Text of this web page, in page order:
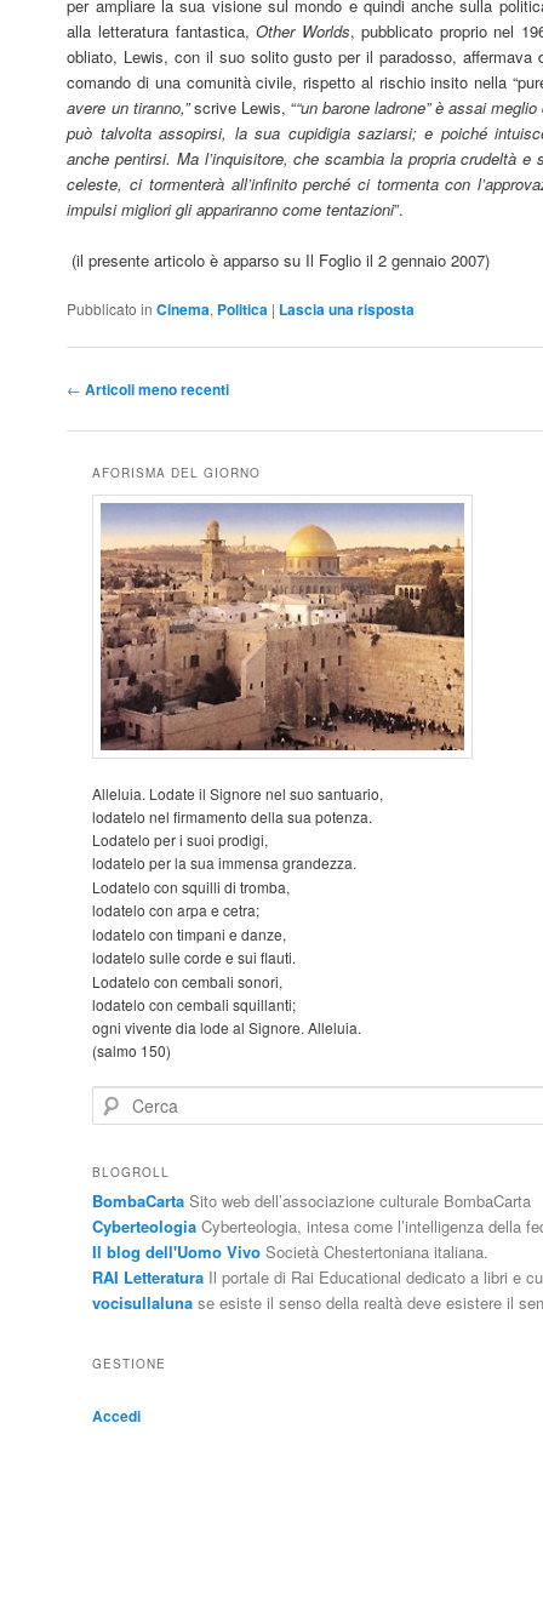
per ampliare la sua visione sul mondo e quindi anche sulla
alla letteratura fantastica,Other Worlds, pubblicato proprio nel
obliato, Lewis, con il suo solito gusto per il paradosso, affermava
comando di una comunità civile, rispetto al rischio insito nella
avere un tiranno,”scrive Lewis, ““un barone ladrone” è assai
può talvolta assopirsi, la sua cupidigia saziarsi; e poiché
anche pentirsi. Ma l’inquisitore, che scambia la propria crudeltà
celeste, ci tormenterà all’infinito perché ci tormenta con
impulsi migliori gli appariranno come tentazioni”.
(il presente articolo è apparso su Il Foglio il 2 gennaio 2007)
Pubblicato in Cinema, Politica | Lascia una risposta
Navigazione
← Articoli meno recenti
AFORISMA DEL GIORNO
Alleluia. Lodate il Signore nel suo santuario,
lodatelo nel firmamento della sua potenza.
Lodatelo per i suoi prodigi,
lodatelo per la sua immensa grandezza.
Lodatelo con squilli di tromba,
lodatelo con arpa e cetra;
lodatelo con timpani e danze,
lodatelo sulle corde e sui flauti.
Lodatelo con cembali sonori,
lodatelo con cembali squillanti;
ogni vivente dia lode al Signore. Alleluia.
(salmo 150)
e
c
BLOGROLL
BombaCarta Sito web dell’associazione culturale BombaCarta
Cyberteologia Cyberteologia, intesa come l’intelligenza della
Il blog dell'Uomo Vivo Società Chestertoniana italiana.
RAI Letteratura Il portale di Rai Educational dedicato a libri e
vocisullaluna se esiste il senso della realtà deve esistere il
GESTIONE
Accedi